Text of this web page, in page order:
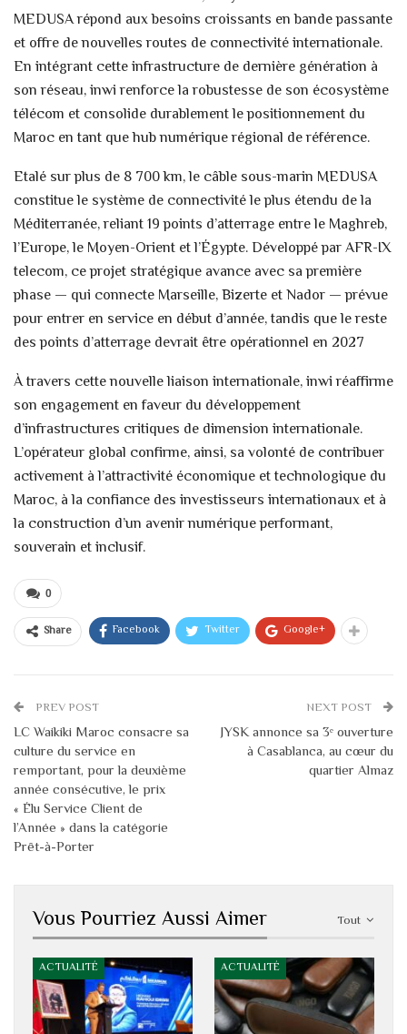
MEDUSA répond aux besoins croissants en bande passante
et offre de nouvelles routes de connectivité internationale.
En intégrant cette infrastructure de dernière génération à
son réseau, inwi renforce la robustesse de son écosystème
télécom et consolide durablement le positionnement du
Maroc en tant que hub numérique régional de référence.
Etalé sur plus de 8 700 km, le câble sous-marin MEDUSA
constitue le système de connectivité le plus étendu de la
Méditerranée, reliant 19 points d’atterrage entre le Maghreb,
l’Europe, le Moyen-Orient et l’Égypte. Développé par AFR-IX
telecom, ce projet stratégique avance avec sa première
phase — qui connecte Marseille, Bizerte et Nador — prévue
pour entrer en service en début d’année, tandis que le reste
des points d’atterrage devrait être opérationnel en 2027
À travers cette nouvelle liaison internationale, inwi réaffirme
son engagement en faveur du développement
d’infrastructures critiques de dimension internationale.
L’opérateur global confirme, ainsi, sa volonté de contribuer
activement à l’attractivité économique et technologique du
Maroc, à la confiance des investisseurs internationaux et à
la construction d’un avenir numérique performant,
souverain et inclusif.
0
Share Facebook Twitter Google+
PREV POST
LC Waikiki Maroc consacre sa
culture du service en
remportant, pour la deuxième
année consécutive, le prix
« Élu Service Client de
l’Année » dans la catégorie
Prêt-à-Porter
NEXT POST
JYSK annonce sa 3ᵉ ouverture
à Casablanca, au cœur du
quartier Almaz
Tout
Vous Pourriez Aussi Aimer
ACTUALITÉ ACTUALITÉ